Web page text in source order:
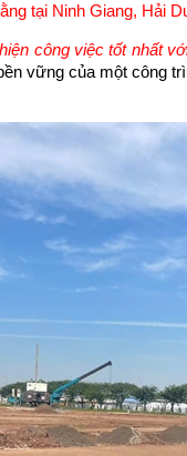
tại Ninh Giang, Hải
công việc tốt nhất
vững của một công